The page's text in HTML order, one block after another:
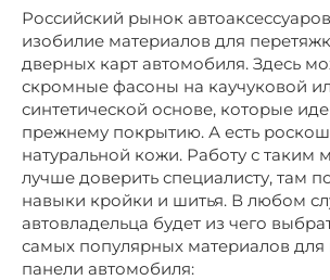
Российский рынок
изобилие материалов для
дверных карт автомобиля. Здесь
скромные фасоны на каучуковой
синтетической основе, которые
прежнему покрытию. А есть
натуральной кожи. Работу с таким
лучше доверить специалисту, там
навыки кройки и шитья. В любом
автовладельца будет из чего
самых популярных материалов для
панели автомобиля: